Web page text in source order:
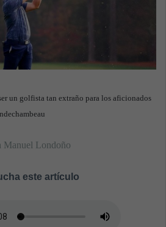
un golfista tan extraño para los aficionados
Manuel Londoño
este artículo